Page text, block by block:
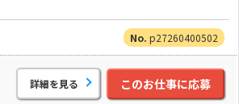
p27260400502
詳細を見る このお仕事に応募